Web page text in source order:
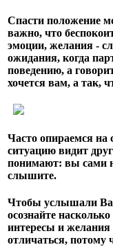
Спасти положение
важно, что
эмоции, желания -
ожидания, когда
поведению, а
хочется вам, а так,
Часто опираемся на
ситуацию видит
понимают: вы сами
слышите.
Чтобы услышали
осознайте
интересы и желания
отличаться, потому